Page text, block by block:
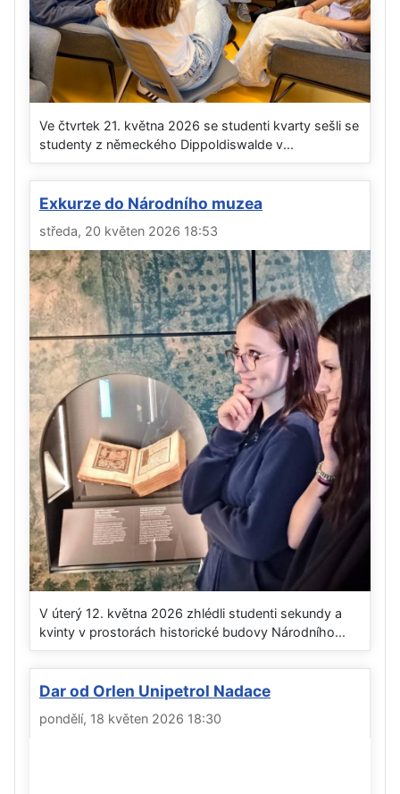
Ve čtvrtek 21. května 2026 se studenti kvarty sešli se
studenty z německého Dippoldiswalde v...
Exkurze do Národního muzea
středa, 20 květen 2026 18:53
V úterý 12. května 2026 zhlédli studenti sekundy a
kvinty v prostorách historické budovy Národního...
Dar od Orlen Unipetrol Nadace
pondělí, 18 květen 2026 18:30